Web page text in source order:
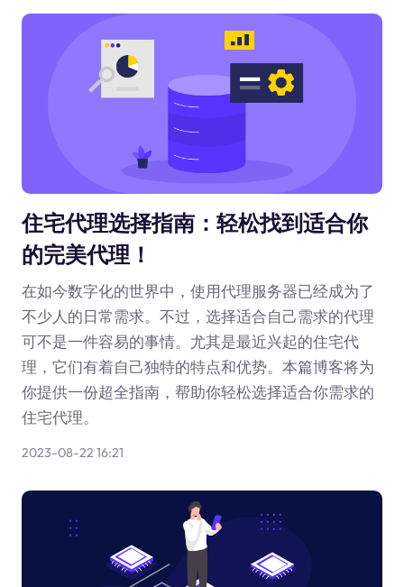
住宅代理选择指南：轻松找到适合你
的完美代理！
在如今数字化的世界中，使用代理服务器已经成为了
不少人的日常需求。不过，选择适合自己需求的代理
可不是一件容易的事情。尤其是最近兴起的住宅代
理，它们有着自己独特的特点和优势。本篇博客将为
你提供一份超全指南，帮助你轻松选择适合你需求的
住宅代理。
2023-08-22 16:21